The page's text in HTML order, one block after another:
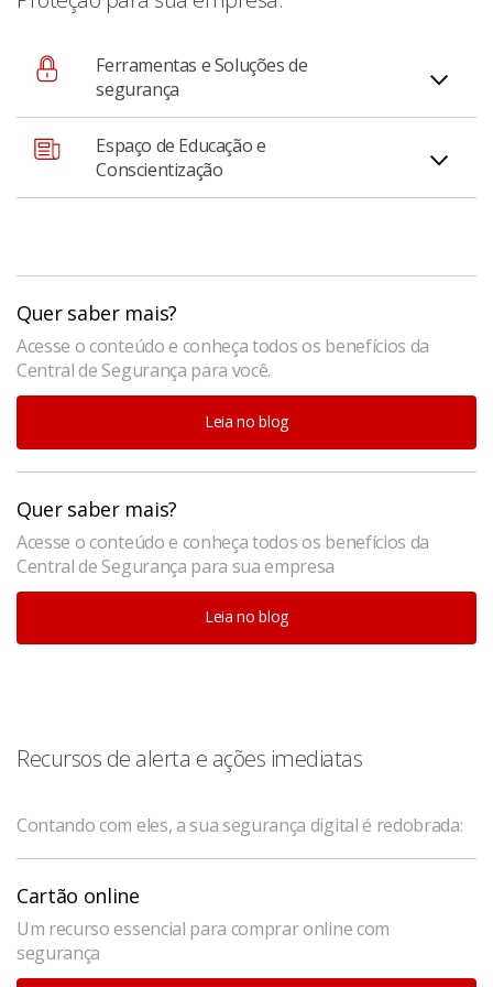
Ferramentas e Soluções de
segurança
Acesse as principais funcionalidades de proteção da
conta e do aplicativo em um só lugar;
Espaço de Educação e
Conscientização
Quer saber mais?
Acesse o conteúdo e conheça todos os benefícios da
Central de Segurança para você.
Leia no blog
Quer saber mais?
Acesse o conteúdo e conheça todos os benefícios da
Central de Segurança para sua empresa
Leia no blog
Recursos de alerta e ações imediatas
Contando com eles, a sua segurança digital é redobrada:
Cartão online
Um recurso essencial para comprar online com
segurança